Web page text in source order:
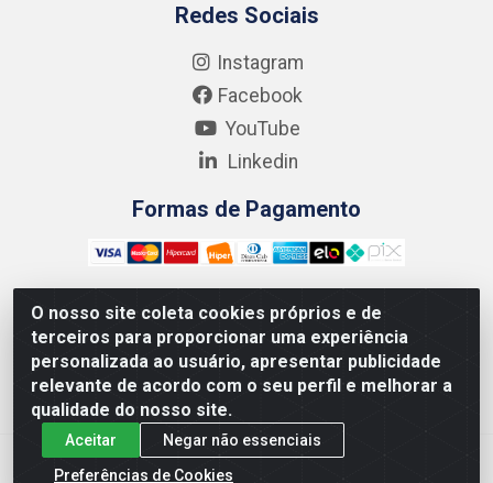
O nosso site coleta cookies próprios e de
terceiros para proporcionar uma experiência
personalizada ao usuário, apresentar publicidade
relevante de acordo com o seu perfil e melhorar a
qualidade do nosso site.
Aceitar
Negar não essenciais
Preferências de Cookies
Redes Sociais
Instagram
Facebook
YouTube
Linkedin
Formas de Pagamento
Kgmlan Distribuidora LTDA - CNPJ 18.217.682/0001-54 -
Rua Pedro de Barros Cavalcante, 58 - Bultrins, Olinda/PE
- CEP 53320-110